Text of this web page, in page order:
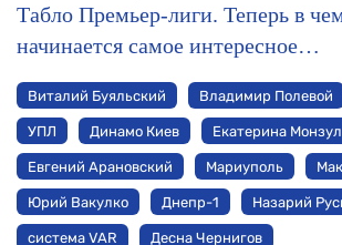
Табло Премьер-лиги. Теперь в
начинается самое интересное…
Виталий Буяльский Владимир Полевой
УПЛ Динамо Киев Екатерина
Евгений Арановский Мариуполь
Юрий Вакулко Днепр-1 Назарий
система VAR Десна Чернигов